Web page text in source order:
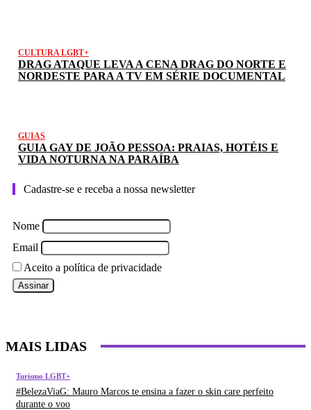
CULTURA LGBT+
DRAG ATAQUE LEVA A CENA DRAG DO NORTE E
NORDESTE PARA A TV EM SÉRIE DOCUMENTAL
GUIAS
GUIA GAY DE JOÃO PESSOA: PRAIAS, HOTÉIS E
VIDA NOTURNA NA PARAÍBA
Cadastre-se e receba a nossa newsletter
Nome
Email
Aceito a política de privacidade
MAIS LIDAS
Turismo LGBT+
#BelezaViaG: Mauro Marcos te ensina a fazer o skin care perfeito
durante o voo